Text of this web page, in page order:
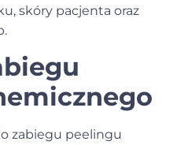
skóry pacjenta oraz
zabiegu peelingu